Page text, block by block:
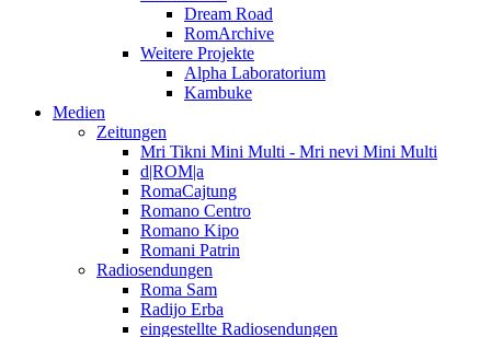
Dream Road
RomArchive
Weitere Projekte
Alpha Laboratorium
Kambuke
Medien
Zeitungen
Mri Tikni Mini Multi - Mri nevi Mini Multi
d|ROM|a
RomaCajtung
Romano Centro
Romano Kipo
Romani Patrin
Radiosendungen
Roma Sam
Radijo Erba
eingestellte Radiosendungen